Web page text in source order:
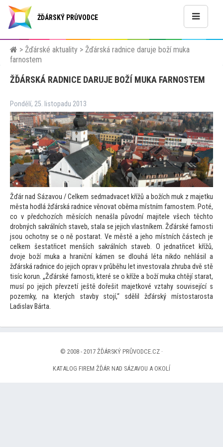
ŽĎÁRSKÝ PRŮVODCE
> Žďárské aktuality > Žďárská radnice daruje boží muka
farnostem
ŽĎÁRSKÁ RADNICE DARUJE BOŽÍ MUKA FARNOSTEM
Pondělí, 25. listopadu 2013
Žďár nad Sázavou / Celkem sedmadvacet křížů a božích muk z majetku
města hodlá žďárská radnice věnovat oběma místním farnostem. Poté,
co v předchozích měsících nenašla původní majitele všech těchto
drobných sakrálních staveb, stala se jejich vlastníkem. Žďárské farnosti
jsou ochotny se o ně postarat. Ve městě a jeho místních částech je
celkem šestatřicet menších sakrálních staveb. O jednatřicet křížů,
dvoje boží muka a hraniční kámen se dlouhá léta nikdo nehlásil a
žďárská radnice do jejich oprav v průběhu let investovala zhruba dvě stě
tisíc korun. „Žďárské farnosti, které se o kříže a boží muka chtějí starat,
musí po jejich převzetí ještě dořešit majetkové vztahy související s
pozemky, na kterých stavby stojí,“ sdělil žďárský místostarosta
Ladislav Bárta.
© 2008 - 2017 ŽĎÁRSKÝ PRŮVODCE.CZ ·
KATALOG FIREM ŽĎÁR NAD SÁZAVOU A OKOLÍ